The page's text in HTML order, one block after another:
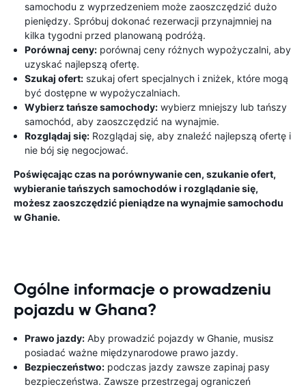
samochodu z wyprzedzeniem może zaoszczędzić dużo
pieniędzy. Spróbuj dokonać rezerwacji przynajmniej na
kilka tygodni przed planowaną podróżą.
Porównaj ceny: porównaj ceny różnych wypożyczalni, aby
uzyskać najlepszą ofertę.
Szukaj ofert: szukaj ofert specjalnych i zniżek, które mogą
być dostępne w wypożyczalniach.
Wybierz tańsze samochody: wybierz mniejszy lub tańszy
samochód, aby zaoszczędzić na wynajmie.
Rozglądaj się: Rozglądaj się, aby znaleźć najlepszą ofertę i
nie bój się negocjować.
Poświęcając czas na porównywanie cen, szukanie ofert,
wybieranie tańszych samochodów i rozglądanie się,
możesz zaoszczędzić pieniądze na wynajmie samochodu
w Ghanie.
Ogólne informacje o prowadzeniu
pojazdu w Ghana?
Prawo jazdy: Aby prowadzić pojazdy w Ghanie, musisz
posiadać ważne międzynarodowe prawo jazdy.
Bezpieczeństwo: podczas jazdy zawsze zapinaj pasy
bezpieczeństwa. Zawsze przestrzegaj ograniczeń